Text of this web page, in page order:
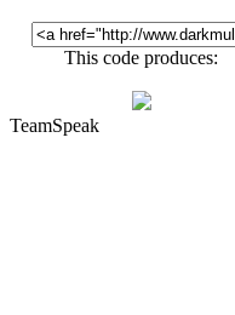
This code produces:
TeamSpeak